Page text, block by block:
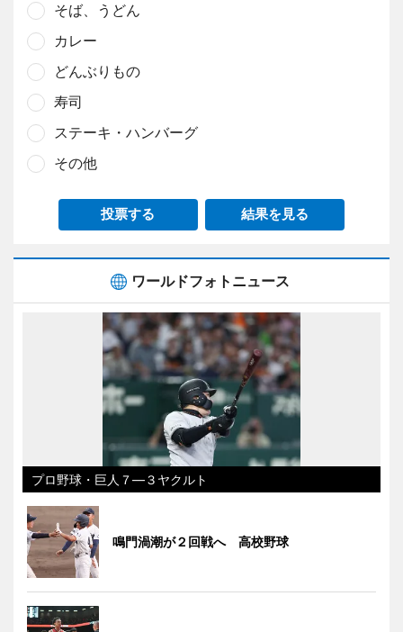
そば、うどん
カレー
どんぶりもの
寿司
ステーキ・ハンバーグ
その他
投票する 結果を見る
ワールドフォトニュース
プロ野球・巨人７―３ヤクルト
鳴門渦潮が２回戦へ 高校野球